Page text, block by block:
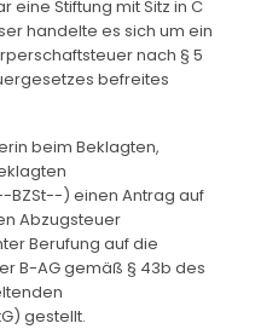
eine Stiftung mit Sitz in C
handelte es sich um ein
nach § 5
befreites
beim Beklagten,
BZSt--) einen Antrag auf
Abzugsteuer
Berufung auf die
B-AG gemäß § 43b des
gestellt.